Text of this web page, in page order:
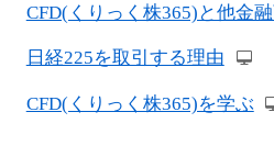
CFD(くりっく株365)と他金
日経225を取引する理由
CFD(くりっく株365)を学ぶ